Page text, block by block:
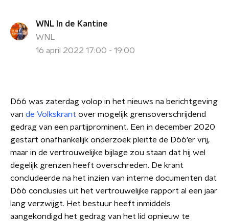
WNL In de Kantine
WNL
16 april 2022 17:00 - 19:00
D66 was zaterdag volop in het nieuws na berichtgeving
van de Volkskrant over mogelijk grensoverschrijdend
gedrag van een partijprominent. Een in december 2020
gestart onafhankelijk onderzoek pleitte de D66'er vrij,
maar in de vertrouwelijke bijlage zou staan dat hij wel
degelijk grenzen heeft overschreden. De krant
concludeerde na het inzien van interne documenten dat
D66 conclusies uit het vertrouwelijke rapport al een jaar
lang verzwijgt. Het bestuur heeft inmiddels
aangekondigd het gedrag van het lid opnieuw te